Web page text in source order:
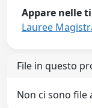
Appare nelle
Lauree
File in questo
Non ci sono file